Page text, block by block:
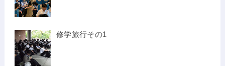
修学旅行その1